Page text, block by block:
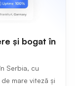
și bogat în
Serbia, cu
mare viteză și